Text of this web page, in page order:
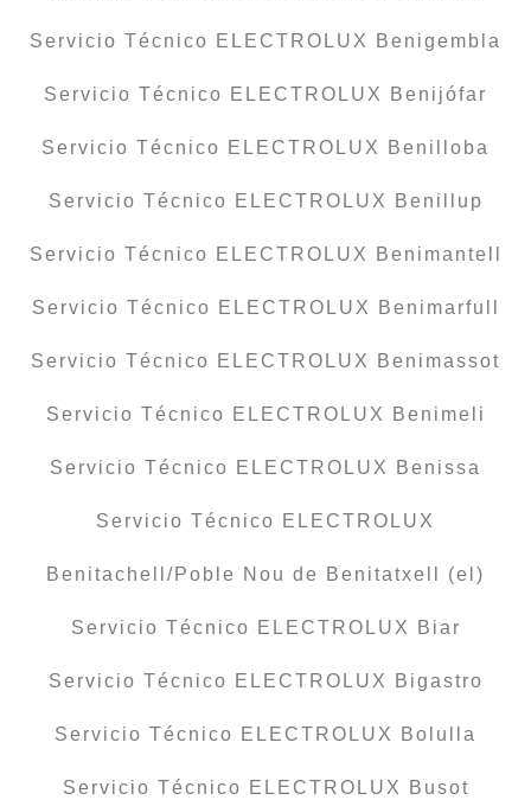
Servicio Técnico ELECTROLUX Benigembla
Servicio Técnico ELECTROLUX Benijófar
Servicio Técnico ELECTROLUX Benilloba
Servicio Técnico ELECTROLUX Benillup
Servicio Técnico ELECTROLUX Benimantell
Servicio Técnico ELECTROLUX Benimarfull
Servicio Técnico ELECTROLUX Benimassot
Servicio Técnico ELECTROLUX Benimeli
Servicio Técnico ELECTROLUX Benissa
Servicio Técnico ELECTROLUX
Benitachell/Poble Nou de Benitatxell (el)
Servicio Técnico ELECTROLUX Biar
Servicio Técnico ELECTROLUX Bigastro
Servicio Técnico ELECTROLUX Bolulla
Servicio Técnico ELECTROLUX Busot